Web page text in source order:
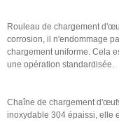
Rouleau de chargement
corrosion, il n'endommage
chargement uniforme. Cela
une opération standardisée.
Chaîne de chargement
inoxydable 304 épaissi, elle